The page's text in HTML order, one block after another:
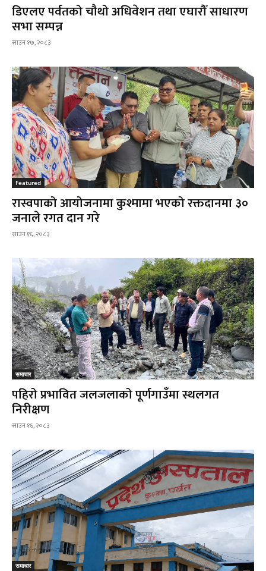
डिएलए पर्वतको चौथो अधिवेशन तथा एघारौँ साधारण
सभा सम्पन्न
साउन १७, २०८३
Featured
रास्वपाको आयोजनामा कुश्मामा भएको रक्तदानमा ३०
जनाले रगत दान गरे
साउन १६, २०८३
समाचार
पहिरो प्रभावित जलजलाको पूर्णगाउँमा स्थलगत
निरीक्षण
साउन १६, २०८३
समाचार